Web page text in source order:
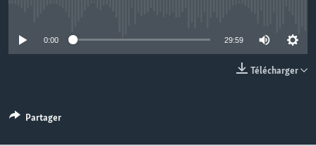
0:00 29:59
Télécharger
Partager